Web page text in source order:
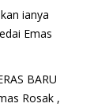
ianya
Emas
BARU
Rosak ,